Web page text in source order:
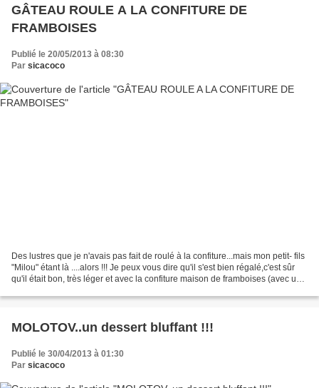
GÂTEAU ROULE A LA CONFITURE DE
FRAMBOISES
Publié le 20/05/2013 à 08:30
Par sicacoco
Des lustres que je n'avais pas fait de roulé à la confiture...mais mon petit- fils
"Milou" étant là ....alors !!! Je peux vous dire qu'il s'est bien régalé,c'est sûr
qu'il était bon, très léger et avec la confiture maison de framboises (avec un
MOLOTOV..un dessert bluffant !!!
Publié le 30/04/2013 à 01:30
Par sicacoco